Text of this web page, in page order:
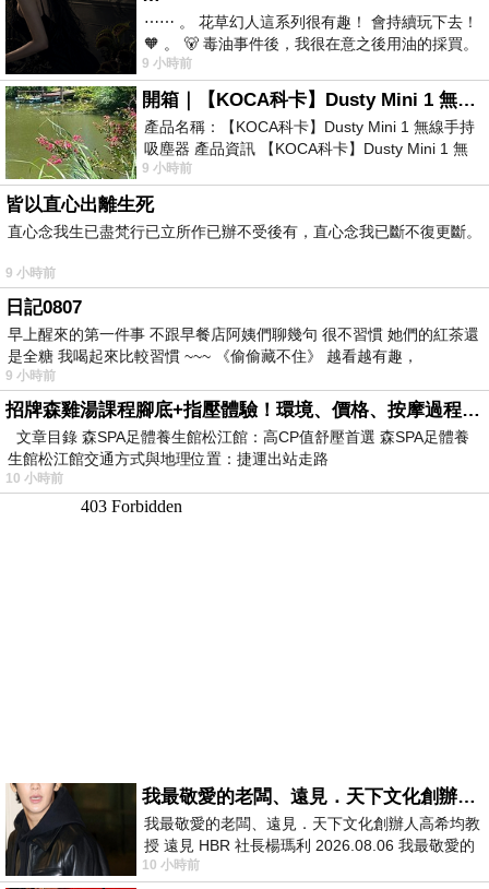
⋯⋯ 。 花草幻人這系列很有趣！ 會持續玩下去！
🧡 。 🐻 毒油事件後，我很在意之後用油的採買。
前天購買了我之前就很愛
9 小時前
開箱｜【KOCA科卡】Dusty Mini 1 無線手持吸塵器
產品名稱：【KOCA科卡】Dusty Mini 1 無線手持
吸塵器 產品資訊 【KOCA科卡】Dusty Mini 1 無
線手持吸塵器評語： 能吸、能吹兼具兩
9 小時前
皆以直心出離生死
直心念我生已盡梵行已立所作已辦不受後有，直心念我已斷不復更斷。
9 小時前
日記0807
早上醒來的第一件事 不跟早餐店阿姨們聊幾句 很不習慣 她們的紅茶還
是全糖 我喝起來比較習慣 ~~~ 《偷偷藏不住》 越看越有趣，
9 小時前
招牌森雞湯課程腳底+指壓體驗！環境、價格、按摩過程全紀錄，森SPA足體養生館松江館最新價格表
文章目錄 森SPA足體養生館松江館：高CP值舒壓首選 森SPA足體養
生館松江館交通方式與地理位置：捷運出站走路
10 小時前
我最敬愛的老闆、遠見．天下文化創辦人高希均教授
我最敬愛的老闆、遠見．天下文化創辦人高希均教
授 遠見 HBR 社長楊瑪利 2026.08.06 我最敬愛的
老闆、遠見．天下文化創辦人高希均教
10 小時前